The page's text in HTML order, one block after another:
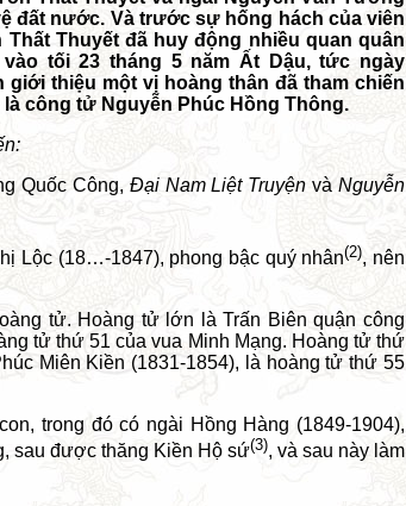
đất nước. Và trước sự hống hách của viên
Thuyết đã huy động nhiều quan quân
tối 23 tháng 5 năm Ất Dậu, tức ngày
giới thiệu một vị hoàng thân đã tham chiến
công tử Nguyễn Phúc Hồng Thông.
Quốc Công, Đại Nam Liệt Truyện và Nguyễn
Lộc (18…-1847), phong bậc quý nhân(2), nên
tử. Hoàng tử lớn là Trấn Biên quận công
tử thứ 51 của vua Minh Mạng. Hoàng tử thứ
Miên Kiền (1831-1854), là hoàng tử thứ 55
trong đó có ngài Hồng Hàng (1849-1904),
sau được thăng Kiền Hộ sứ(3), và sau này làm